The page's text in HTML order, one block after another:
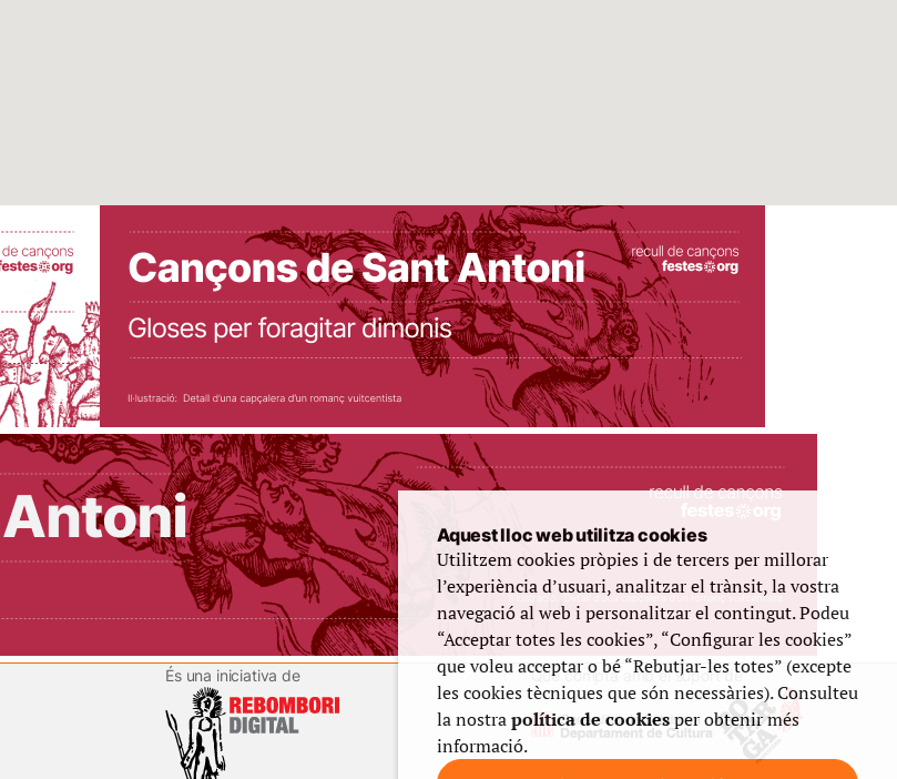
És una iniciativa de Que compta amb el suport de
Aquest lloc web utilitza cookies
Utilitzem cookies pròpies i de tercers per millorar
l’experiència d’usuari, analitzar el trànsit, la vostra
navegació al web i personalitzar el contingut. Podeu
“Acceptar totes les cookies”, “Configurar les cookies”
que voleu acceptar o bé “Rebutjar-les totes” (excepte
les cookies tècniques que són necessàries). Consulteu
la nostrapolítica de cookiesper obtenir més
informació.